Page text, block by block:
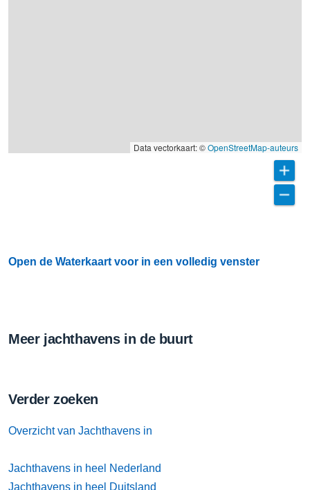
Data vectorkaart: ©OpenStreetMap-auteurs
Open de Waterkaart voor in een volledig venster
Meer jachthavens in de buurt
Verder zoeken
Overzicht van Jachthavens in
Jachthavens in heel Nederland
Jachthavens in heel Duitsland